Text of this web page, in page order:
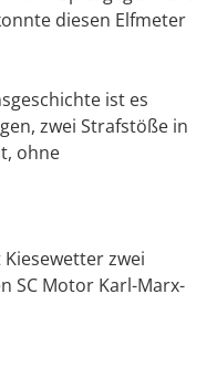
diesen Elfmeter
ist es
zwei Strafstöße in
ohne
zwei
SC Motor Karl-Marx-